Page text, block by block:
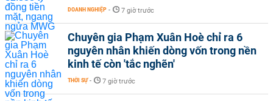
DOANH NGHIỆP - 7 giờ trước
Chuyên gia Phạm Xuân Hoè chỉ ra 6
nguyên nhân khiến dòng vốn trong nền
kinh tế còn 'tắc nghẽn'
THỜI SỰ - 7 giờ trước